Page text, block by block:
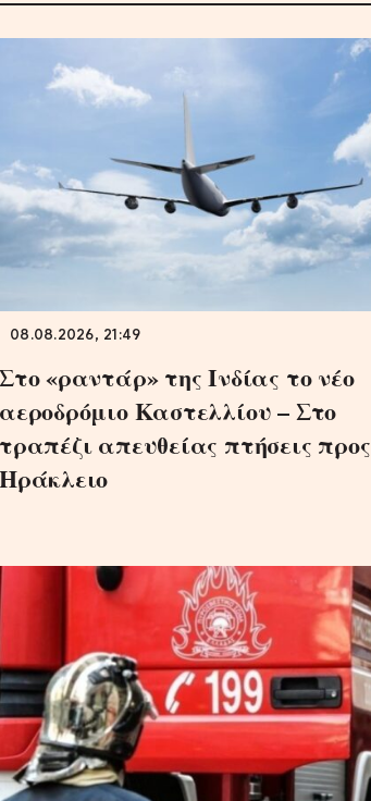
08.08.2026, 21:49
Στο «ραντάρ» της Ινδίας το νέο
αεροδρόμιο Καστελλίου – Στο
τραπέζι απευθείας πτήσεις προς
Ηράκλειο